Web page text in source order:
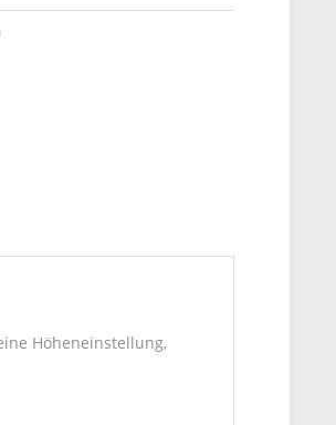
Höheneinstellung,